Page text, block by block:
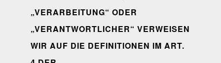
„VERARBEITUNG“ ODER
„VERANTWORTLICHER“ VERWEISEN
WIR AUF DIE DEFINITIONEN IM ART.